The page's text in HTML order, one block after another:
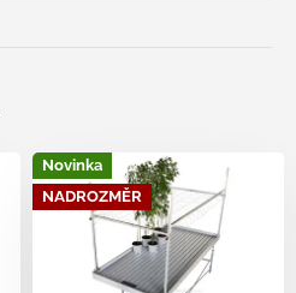
Novinka
NADROZMĚR